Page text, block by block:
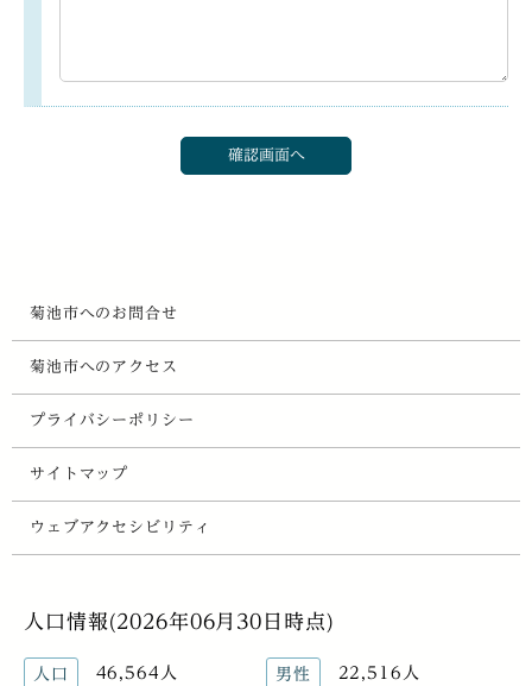
菊池市へのお問合せ
菊池市へのアクセス
プライバシーポリシー
サイトマップ
ウェブアクセシビリティ
人口情報(2026年06月30日時点)
人口 46,564人 男性 22,516人